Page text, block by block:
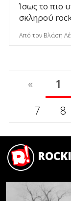
Ίσως το πιο
σκληρού
Από τον Βλάση
« 1
7
8